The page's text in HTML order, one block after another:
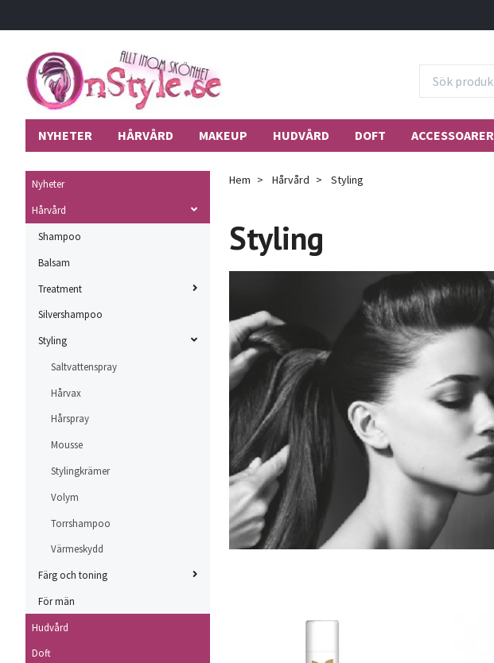
NYHETER HÅRVÅRD MAKEUP HUDVÅRD DOFT ACCESSOARER
Nyheter
Hårvård
Shampoo
Balsam
Treatment
Silvershampoo
Styling
Saltvattenspray
Hårvax
Hårspray
Mousse
Stylingkrämer
Volym
Torrshampoo
Värmeskydd
Färg och toning
För män
Hudvård
Doft
Hem Hårvård Styling
Styling